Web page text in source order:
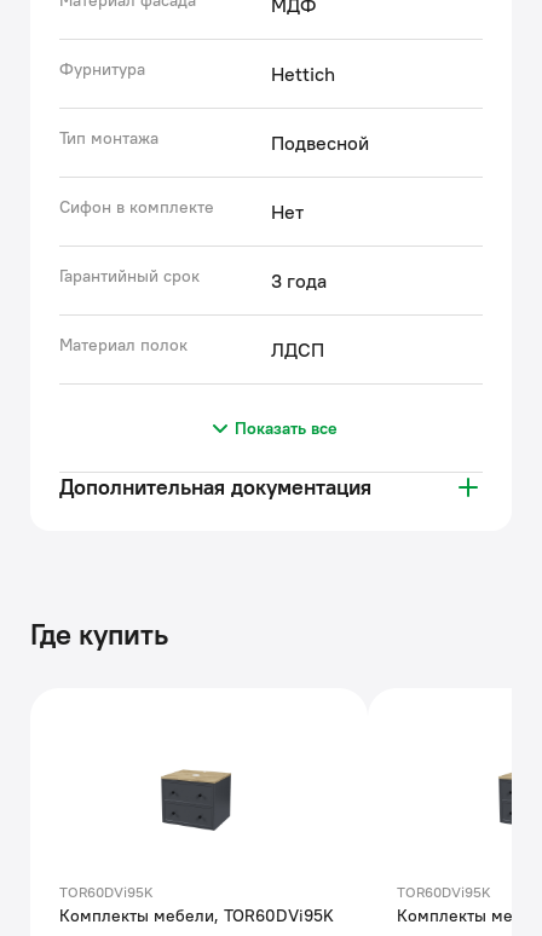
МДФ
Фурнитура Hettich
Тип монтажа Подвесной
Сифон в комплекте Нет
Гарантийный срок 3 года
Материал полок ЛДСП
Показать все
Дополнительная документация
Где купить
TOR60DVi95K
Комплекты мебели, TOR60DVi95K
TOR60DVi95K
Комплекты